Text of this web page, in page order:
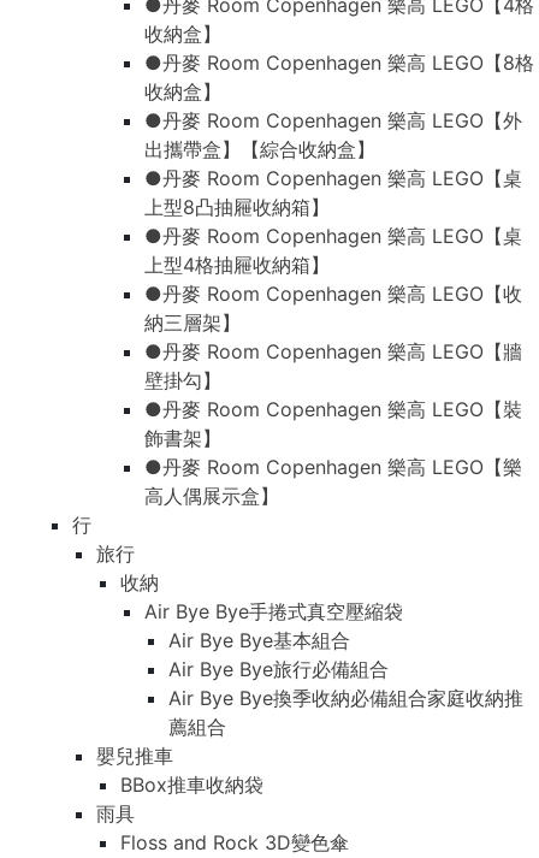
●丹麥 Room Copenhagen 樂高 LEGO【4格
收納盒】
●丹麥 Room Copenhagen 樂高 LEGO【8格
收納盒】
●丹麥 Room Copenhagen 樂高 LEGO【外
出攜帶盒】【綜合收納盒】
●丹麥 Room Copenhagen 樂高 LEGO【桌
上型8凸抽屜收納箱】
●丹麥 Room Copenhagen 樂高 LEGO【桌
上型4格抽屜收納箱】
●丹麥 Room Copenhagen 樂高 LEGO【收
納三層架】
●丹麥 Room Copenhagen 樂高 LEGO【牆
壁掛勾】
●丹麥 Room Copenhagen 樂高 LEGO【裝
飾書架】
●丹麥 Room Copenhagen 樂高 LEGO【樂
高人偶展示盒】
行
旅行
收納
Air Bye Bye手捲式真空壓縮袋
Air Bye Bye基本組合
Air Bye Bye旅行必備組合
Air Bye Bye換季收納必備組合家庭收納推
薦組合
嬰兒推車
BBox推車收納袋
雨具
Floss and Rock 3D變色傘